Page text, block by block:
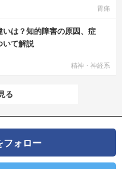
胃痛
は？知的障害の原因、症
いて解説
精神・神経系
る
ォロー